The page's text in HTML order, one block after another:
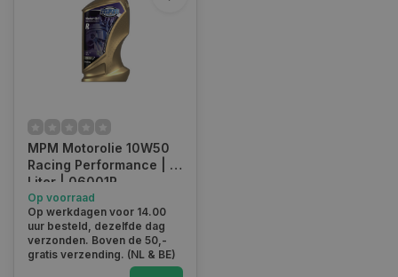
MPM Motorolie 10W50
Racing Performance | 1
Liter | 06001R
Op voorraad
Op werkdagen voor 14.00
uur besteld, dezelfde dag
verzonden. Boven de 50,-
gratis verzending. (NL & BE)